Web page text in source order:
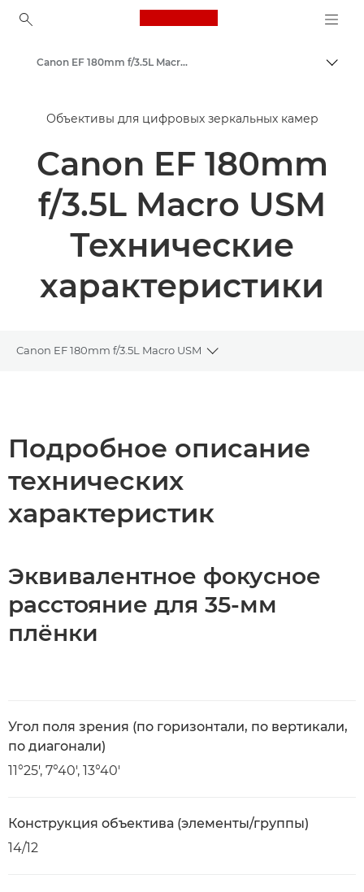
Canon Logo, back to
Объективы для камер Canon
Canon EF 180mm f/3.5L Macro USM - Объективы - Камера и фотообъективы
Объективы для цифровых зеркальных камер
Canon EF 180mm
f/3.5L Macro USM
Технические
характеристики
Canon EF 180mm f/3.5L Macro USM
Toggle breadcrumbs
Подробное описание
технических
характеристик
Эквивалентное фокусное
расстояние для 35-мм
плёнки
Угол поля зрения (по горизонтали, по вертикали,
по диагонали)
11°25', 7°40', 13°40'
Конструкция объектива (элементы/группы)
14/12